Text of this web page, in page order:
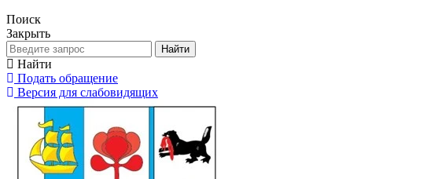
Поиск
Закрыть
Найти
Найти
Подать обращение
Версия для слабовидящих